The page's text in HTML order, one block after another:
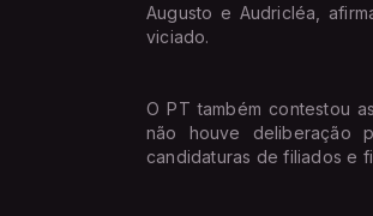
Augusto e Audricléa,
viciado.
O PT também contestou
não houve deliberação
candidaturas de filiados e